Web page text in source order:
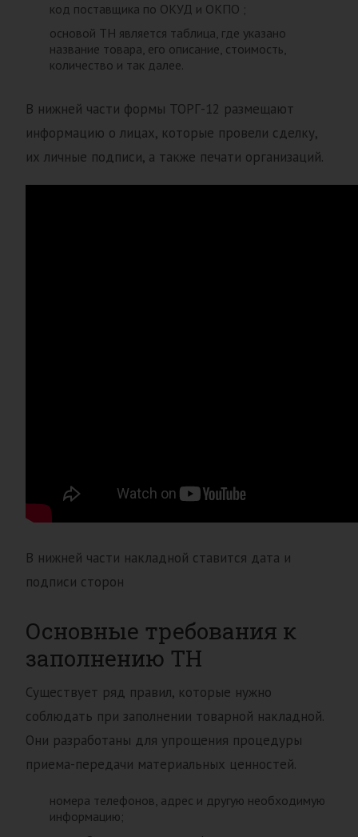
код поставщика по ОКУД и ОКПО ;
основой ТН является таблица, где указано
название товара, его описание, стоимость,
количество и так далее.
В нижней части формы ТОРГ-12 размещают
информацию о лицах, которые провели сделку,
их личные подписи, а также печати организаций.
В нижней части накладной ставится дата и
подписи сторон
Основные требования к
заполнению ТН
Существует ряд правил, которые нужно
соблюдать при заполнении товарной накладной.
Они разработаны для упрощения процедуры
приема-передачи материальных ценностей.
номера телефонов, адрес и другую необходимую
информацию;